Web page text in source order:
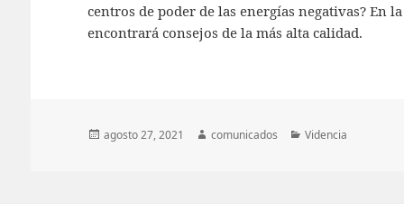
centros de poder de las energías negativas? En
encontrará consejos de la más alta calidad.
Publicado
agosto 27, 2021 Autor
comunicados Categorías
Videncia